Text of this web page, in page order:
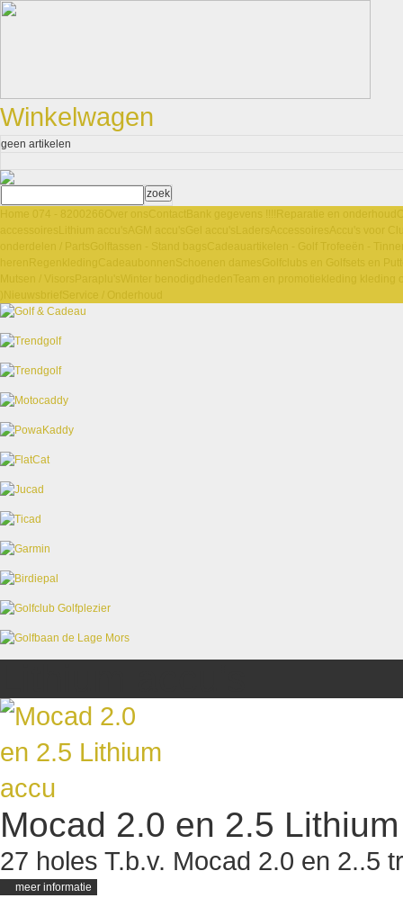
Winkelwagen
geen artikelen
Home 074 - 8200266 Over ons Bank gegevens !!!! Reparatie en onderhoud
accessoires
AGM accu's Gel accu's Laders Accessoires
onderdelen / Parts Golftassen - Stand bags
Cadeauartikelen - Golf Trofeeën -
heren
Regenkleding Cadeaubonnen Schoenen dames Golfclubs en Golfsets en
Mutsen / Visors
Paraplu's Winter benodigdheden
Team en promotiekleding kleding
Nieuwsbrief Service / Onderhoud
Mocad 2.0 en 2.5
27 holes T.b.v. Mocad 2.0 en 2..5
meer informatie